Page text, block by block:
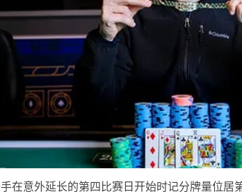
在意外延长的第四比赛日开始时记分牌量位居